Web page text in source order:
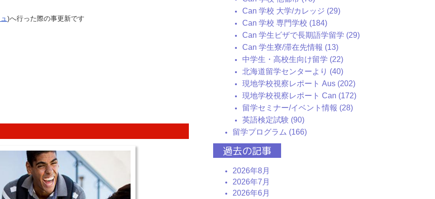
)へ行った際の事更新です
Can 学校 大学/カレッジ (29)
Can 学校 専門学校 (184)
Can 学生ビザで長期語学留学 (29)
Can 学生寮/滞在先情報 (13)
中学生・高校生向け留学 (22)
北海道留学センターより (40)
現地学校視察レポート Aus (202)
現地学校視察レポート Can (172)
留学セミナー/イベント情報 (28)
英語検定試験 (90)
留学プログラム (166)
過去の記事
2026年8月
2026年7月
2026年6月